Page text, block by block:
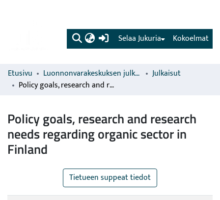
(current) Kokoelmat
Selaa Jukuria
Etusivu Luonnonvarakeskuksen julkaisut
Julkaisut
Policy goals, research and research needs regarding organic sector in Finland
Policy goals, research and research
needs regarding organic sector in
Finland
Tietueen suppeat tiedot